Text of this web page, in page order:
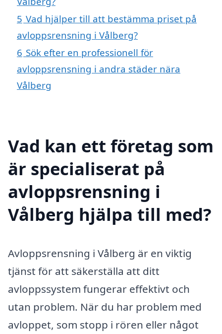
5 Vad hjälper till att bestämma priset på
avloppsrensning i Vålberg?
6 Sök efter en professionell för
avloppsrensning i andra städer nära
Vålberg
Vad kan ett företag som
är specialiserat på
avloppsrensning i
Vålberg hjälpa till med?
Avloppsrensning i Vålberg är en viktig
tjänst för att säkerställa att ditt
avloppssystem fungerar effektivt och
utan problem. När du har problem med
avloppet, som stopp i rören eller något